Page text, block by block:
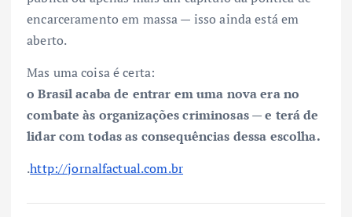
encarceramento em massa — isso ainda está em
aberto.
Mas uma coisa é certa:
o Brasil acaba de entrar em uma nova era no
combate às organizações criminosas — e terá de
lidar com todas as consequências dessa escolha.
.http://jornalfactual.com.br